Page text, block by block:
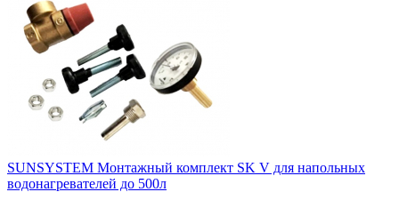
SUNSYSTEM Монтажный комплект SK V для напольных
водонагревателей до 500л